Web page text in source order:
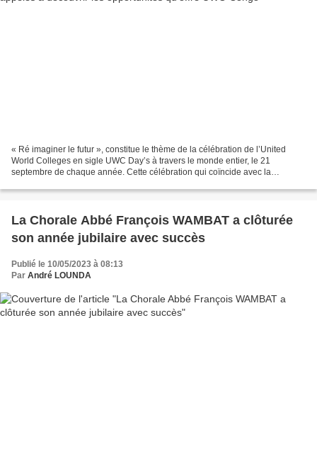
« Ré imaginer le futur », constitue le thème de la célébration de l’United
World Colleges en sigle UWC Day’s à travers le monde entier, le 21
septembre de chaque année. Cette célébration qui coïncide avec la
La Chorale Abbé François WAMBAT a clôturée
son année jubilaire avec succès
Publié le 10/05/2023 à 08:13
Par André LOUNDA